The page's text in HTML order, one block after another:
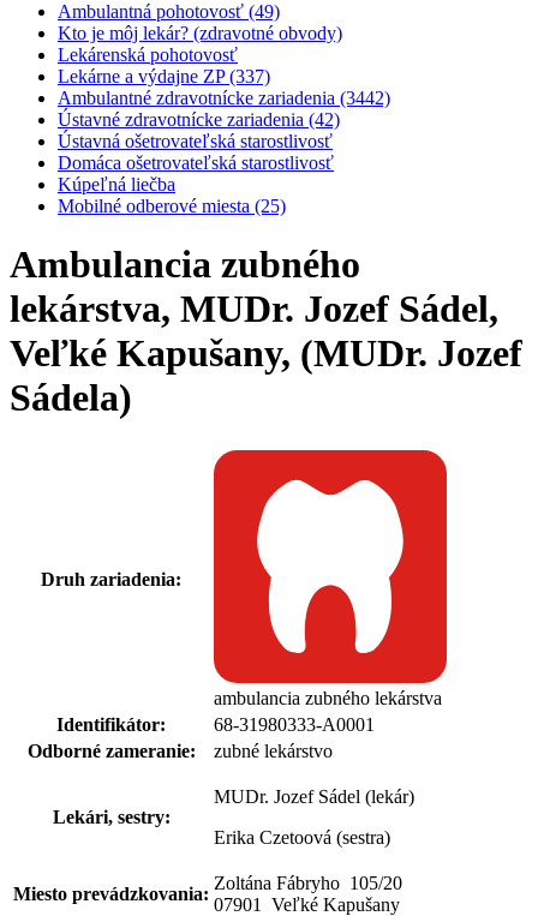
Ambulantná pohotovosť (49)
Kto je môj lekár? (zdravotné obvody)
Lekárenská pohotovosť
Lekárne a výdajne ZP (337)
Ambulantné zdravotnícke zariadenia (3442)
Ústavné zdravotnícke zariadenia (42)
Ústavná ošetrovateľská starostlivosť
Domáca ošetrovateľská starostlivosť
Kúpeľná liečba
Mobilné odberové miesta (25)
Ambulancia zubného
lekárstva, MUDr. Jozef Sádel,
Veľké Kapušany, (MUDr. Jozef
Sádela)
Druh zariadenia:
ambulancia zubného lekárstva
Identifikátor:
68-31980333-A0001
Odborné zameranie:
zubné lekárstvo
Lekári, sestry:
MUDr. Jozef Sádel (lekár)
Erika Czetoová (sestra)
Miesto prevádzkovania:
Zoltána Fábryho 105/20
07901 Veľké Kapušany